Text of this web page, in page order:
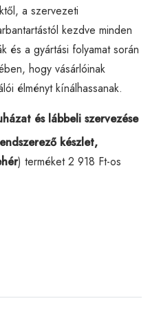
a szervezeti
kezdve minden
és a gyártási folyamat során
hogy vásárlóinak
élményt kínálhassanak.
és lábbeli szervezése
készlet,
) terméket 2 918 Ft-os